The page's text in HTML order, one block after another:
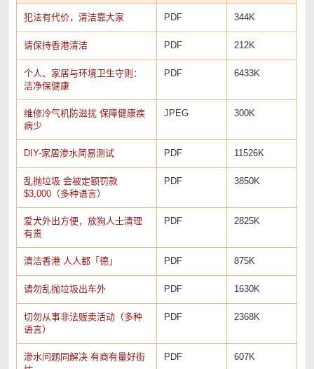
犯法有代价，清洁靠大家 PDF 344K
请保持香港清洁 PDF 212K
个人、家居与环境卫生守则：
洁净保健康
PDF 6433K
维修冷气机防滋扰 保障健康疾
病少
JPEG 300K
DIY-家居渗水简易测试 PDF 11526K
乱抛垃圾 会被定额罚款
$3,000（多种语言）
PDF 3850K
爱犬外出方便，放狗人士清理
有责
PDF 2825K
清洁香港 人人都「德」 PDF 875K
请勿乱抛垃圾出车外 PDF 1630K
切勿从事非法贩卖活动（多种
语言）
PDF 2368K
渗水问题同解决 有商有量好街
PDF 607K